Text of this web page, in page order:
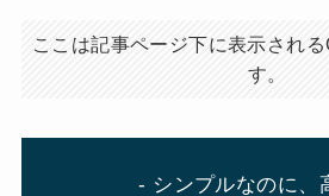
ここは記事ページ下に表示され
す。
- シンプルなのに、